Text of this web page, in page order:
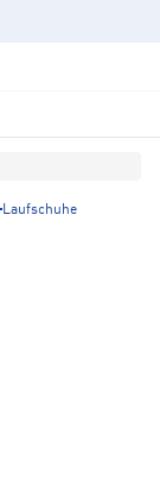
Laufschuhe